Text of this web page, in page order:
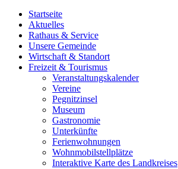
Startseite
Aktuelles
Rathaus & Service
Unsere Gemeinde
Wirtschaft & Standort
Freizeit & Tourismus
Veranstaltungskalender
Vereine
Pegnitzinsel
Museum
Gastronomie
Unterkünfte
Ferienwohnungen
Wohnmobilstellplätze
Interaktive Karte des Landkreises